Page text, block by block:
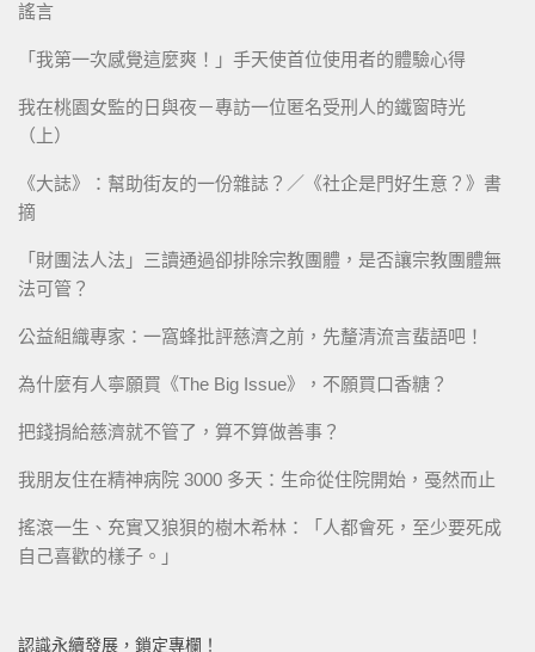
謠言
「我第一次感覺這麼爽！」手天使首位使用者的體驗心得
我在桃園女監的日與夜－專訪一位匿名受刑人的鐵窗時光
（上）
《大誌》：幫助街友的一份雜誌？／《社企是門好生意？》書
摘
「財團法人法」三讀通過卻排除宗教團體，是否讓宗教團體無
法可管？
公益組織專家：一窩蜂批評慈濟之前，先釐清流言蜚語吧！
為什麼有人寧願買《The Big Issue》，不願買口香糖？
把錢捐給慈濟就不管了，算不算做善事？
我朋友住在精神病院 3000 多天：生命從住院開始，戞然而止
搖滾一生、充實又狼狽的樹木希林：「人都會死，至少要死成
自己喜歡的樣子。」
認識永續發展，鎖定專欄！